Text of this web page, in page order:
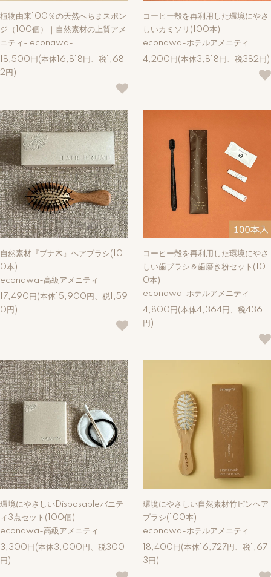
植物由来100％の天然へちまスポン
ジ（100個）｜自然素材の上質アメ
ニティ- econawa-
18,500円(本体16,818円、税1,68
2円)
コーヒー殻を再利用した環境にやさ
しいカミソリ(100本)
econawa-ホテルアメニティ
4,200円(本体3,818円、税382円)
自然素材『ブナ木』ヘアブラシ(10
0本)
econawa-高級アメニティ
17,490円(本体15,900円、税1,59
0円)
コーヒー殻を再利用した環境にやさ
しい歯ブラシ＆歯磨き粉セット(10
0本)
econawa-ホテルアメニティ
4,800円(本体4,364円、税436
円)
環境にやさしいDisposableバニテ
ィ3点セット(100個)
econawa-高級アメニティ
3,300円(本体3,000円、税300
円)
環境にやさしい自然素材竹ピンヘア
ブラシ(100本)
econawa-ホテルアメニティ
18,400円(本体16,727円、税1,67
3円)